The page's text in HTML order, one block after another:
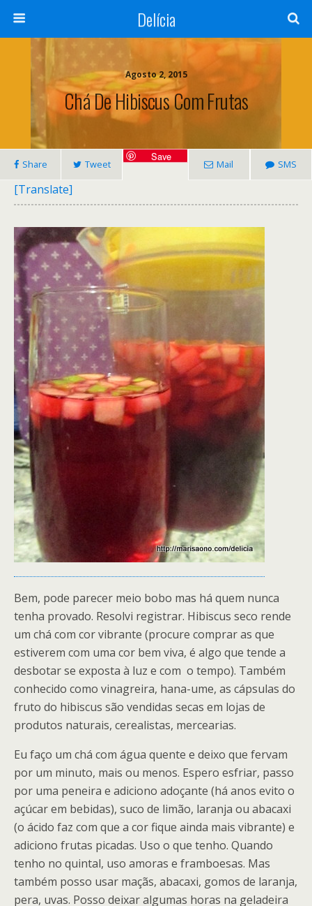
Delícia
Agosto 2, 2015
Chá De Hibiscus Com Frutas
Share Tweet
Save
Mail SMS
[Translate]
Bem, pode parecer meio bobo mas há quem nunca
tenha provado. Resolvi registrar. Hibiscus seco rende
um chá com cor vibrante (procure comprar as que
estiverem com uma cor bem viva, é algo que tende a
desbotar se exposta à luz e com o tempo). Também
conhecido como vinagreira, hana-ume, as cápsulas do
fruto do hibiscus são vendidas secas em lojas de
produtos naturais, cerealistas, mercearias.
Eu faço um chá com água quente e deixo que fervam
por um minuto, mais ou menos. Espero esfriar, passo
por uma peneira e adiciono adoçante (há anos evito o
açúcar em bebidas), suco de limão, laranja ou abacaxi
(o ácido faz com que a cor fique ainda mais vibrante) e
adiciono frutas picadas. Uso o que tenho. Quando
tenho no quintal, uso amoras e framboesas. Mas
também posso usar maçãs, abacaxi, gomos de laranja,
pera, uvas. Posso deixar algumas horas na geladeira